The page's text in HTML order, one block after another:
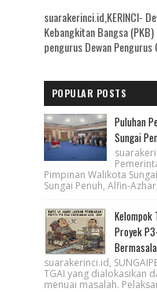
suarakerinci.id,KERINCI-
Kebangkitan Bangsa
pengurus Dewan Pengurus
POPULAR POSTS
Puluhan
Sungai
Pimpinan Walikota
Sungai Penuh, Alfin-
Kelompok
Proyek
suarakerinci.id,
TGAI yang dialokasikan
menuai masalah.